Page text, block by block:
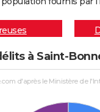
à Saint-
d'après le Ministère de